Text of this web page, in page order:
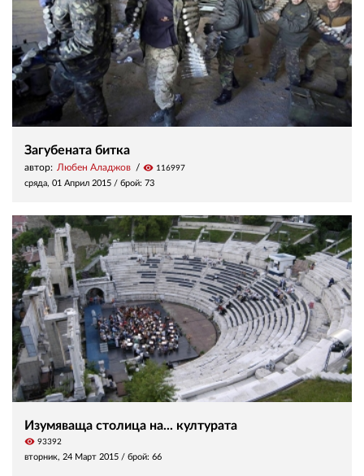
Загубената битка
автор: Любен Аладжов visibility 116997
сряда, 01 Април 2015 / брой: 73
Изумяваща столица на... културата
visibility 93392
вторник, 24 Март 2015 / брой: 66